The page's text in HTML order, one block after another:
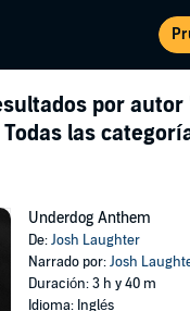
por autor
las
Underdog Anthem
De:Josh Laughter
Narrado por:Josh
Duración: 3 h y 40 m
Idioma: Inglés